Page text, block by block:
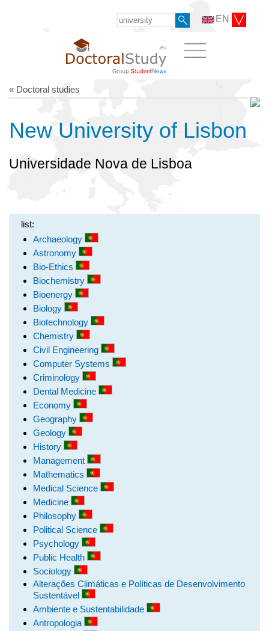
EN
« Doctoral studies
New University of Lisbon
Universidade Nova de Lisboa
list:
Archaeology
Astronomy
Bio-Ethics
Biochemistry
Bioenergy
Biology
Biotechnology
Chemistry
Civil Engineering
Computer Systems
Criminology
Dental Medicine
Economy
Geography
Geology
History
Management
Mathematics
Medical Science
Medicine
Philosophy
Political Science
Psychology
Public Health
Sociology
Alterações Climáticas e Políticas de Desenvolvimento
Sustentável
Ambiente e Sustentabilidade
Antropologia